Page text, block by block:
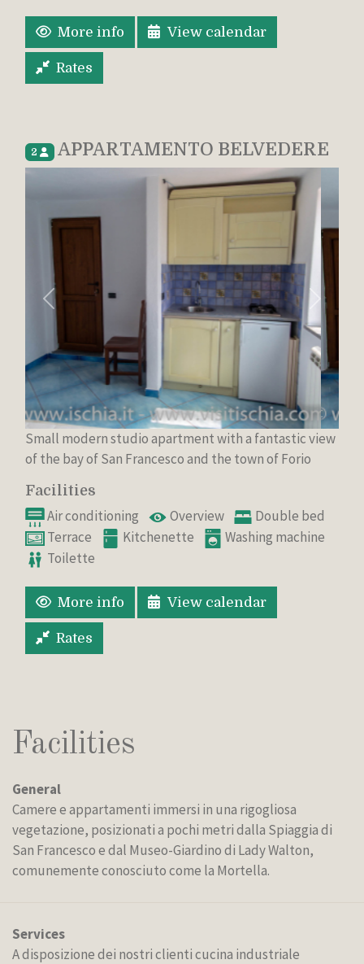
More info View calendar
Rates
2 APPARTAMENTO BELVEDERE
Previous Next
Small modern studio apartment with a fantastic view
of the bay of San Francesco and the town of Forio
Facilities
Air conditioning Overview
Double bed
Terrace
Kitchenette
Washing machine
Toilette
More info View calendar
Rates
Facilities
General
Camere e appartamenti immersi in una rigogliosa
vegetazione, posizionati a pochi metri dalla Spiaggia di
San Francesco e dal Museo-Giardino di Lady Walton,
comunemente conosciuto come la Mortella.
Services
A disposizione dei nostri clienti cucina industriale